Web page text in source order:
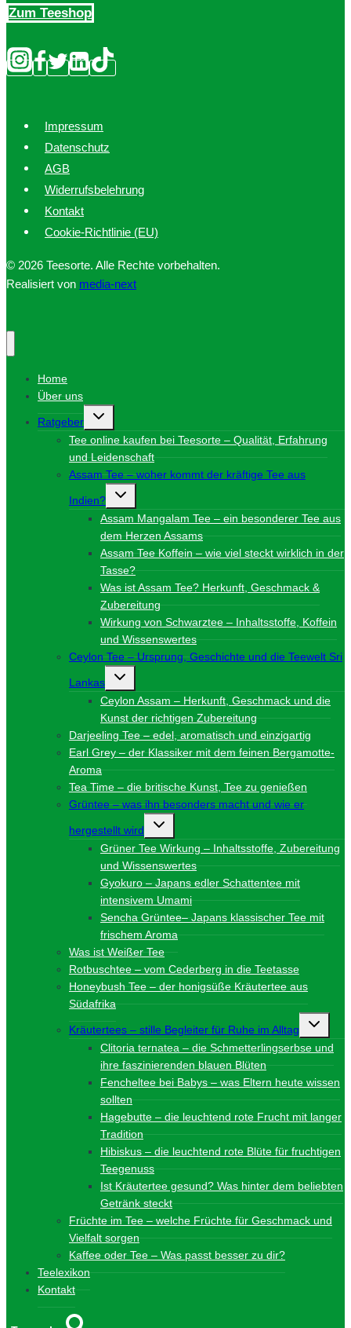
Zum Teeshop
Impressum
Datenschutz
AGB
Widerrufsbelehrung
Kontakt
Cookie-Richtlinie (EU)
© 2026 Teesorte. Alle Rechte vorbehalten.
Realisiert von media-next
Home
Über uns
Ratgeber
Untermenü
Tee online kaufen bei Teesorte – Qualität, Erfahrung
und Leidenschaft
Assam Tee – woher kommt der kräftige Tee aus
Indien?
Untermenü
Assam Mangalam Tee – ein besonderer Tee aus
dem Herzen Assams
Assam Tee Koffein – wie viel steckt wirklich in der
Tasse?
Was ist Assam Tee? Herkunft, Geschmack &
Zubereitung
Wirkung von Schwarztee – Inhaltsstoffe, Koffein
und Wissenswertes
Ceylon Tee – Ursprung, Geschichte und die Teewelt Sri
Lankas
Untermenü
Ceylon Assam – Herkunft, Geschmack und die
Kunst der richtigen Zubereitung
Darjeeling Tee – edel, aromatisch und einzigartig
Earl Grey – der Klassiker mit dem feinen Bergamotte-
Aroma
Tea Time – die britische Kunst, Tee zu genießen
Grüntee – was ihn besonders macht und wie er
hergestellt wird
Untermenü
Grüner Tee Wirkung – Inhaltsstoffe, Zubereitung
und Wissenswertes
Gyokuro – Japans edler Schattentee mit
intensivem Umami
Sencha Grüntee– Japans klassischer Tee mit
frischem Aroma
Was ist Weißer Tee
Rotbuschtee – vom Cederberg in die Teetasse
Honeybush Tee – der honigsüße Kräutertee aus
Südafrika
Kräutertees – stille Begleiter für Ruhe im Alltag
Clitoria ternatea – die Schmetterlingserbse und
ihre faszinierenden blauen Blüten
Fencheltee bei Babys – was Eltern heute wissen
sollten
Hagebutte – die leuchtend rote Frucht mit langer
Tradition
Hibiskus – die leuchtend rote Blüte für fruchtigen
Teegenuss
Ist Kräutertee gesund? Was hinter dem beliebten
Getränk steckt
Früchte im Tee – welche Früchte für Geschmack und
Vielfalt sorgen
Kaffee oder Tee – Was passt besser zu dir?
Teelexikon
Kontakt